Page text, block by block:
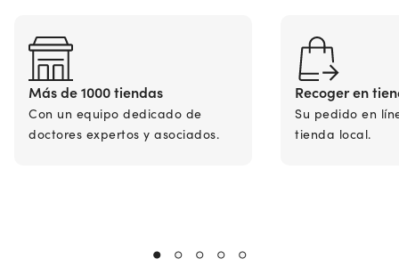
Más de 1000 tiendas
Con un equipo dedicado de
doctores expertos y asociados.
Recoger en
Su pedido en
tienda local.